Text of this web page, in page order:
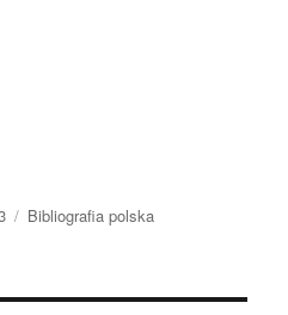
Kategorie
Bibliografia polska